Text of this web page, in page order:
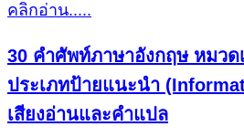
คลิกอ่าน.....
30 คำศัพท์ภาษาอังกฤษ หมวด
ประเภทป้ายแนะนำ
เสียงอ่านและคำแปล